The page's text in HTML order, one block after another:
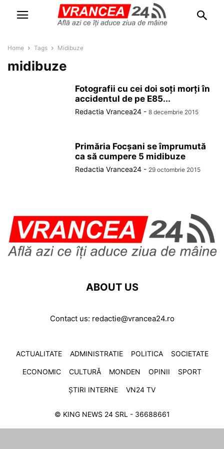
Home Tags Midibuze
midibuze
Fotografii cu cei doi soți morți în
accidentul de pe E85...
Redactia Vrancea24 - 8 decembrie 2015
Primăria Focşani se împrumută
ca să cumpere 5 midibuze
Redactia Vrancea24 - 29 octombrie 2015
ABOUT US
Contact us: redactie@vrancea24.ro
ACTUALITATE ADMINISTRATIE POLITICA SOCIETATE
ECONOMIC CULTURĂ MONDEN OPINII SPORT
ȘTIRI INTERNE VN24 TV
© KING NEWS 24 SRL - 36688661